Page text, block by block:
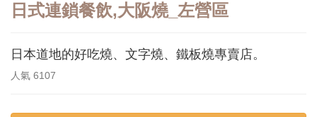
日式連鎖餐飲,大阪燒_左營區
日本道地的好吃燒、文字燒、鐵板燒專賣店。
人氣 6107